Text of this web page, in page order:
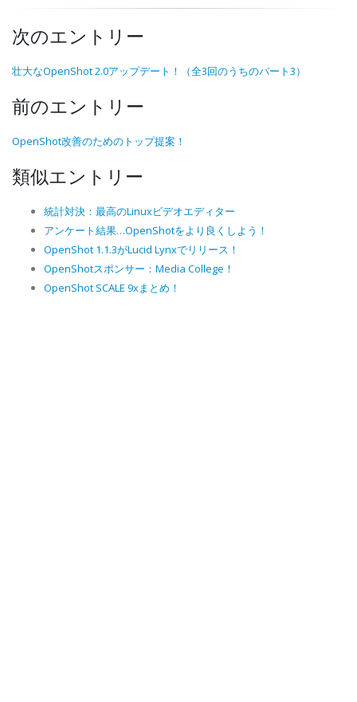
次のエントリー
壮大なOpenShot 2.0アップデート！（全3回のうちのパート3）
前のエントリー
OpenShot改善のためのトップ提案！
類似エントリー
統計対決：最高のLinuxビデオエディター
アンケート結果…OpenShotをより良くしよう！
OpenShot 1.1.3がLucid Lynxでリリース！
OpenShotスポンサー：Media College！
OpenShot SCALE 9xまとめ！